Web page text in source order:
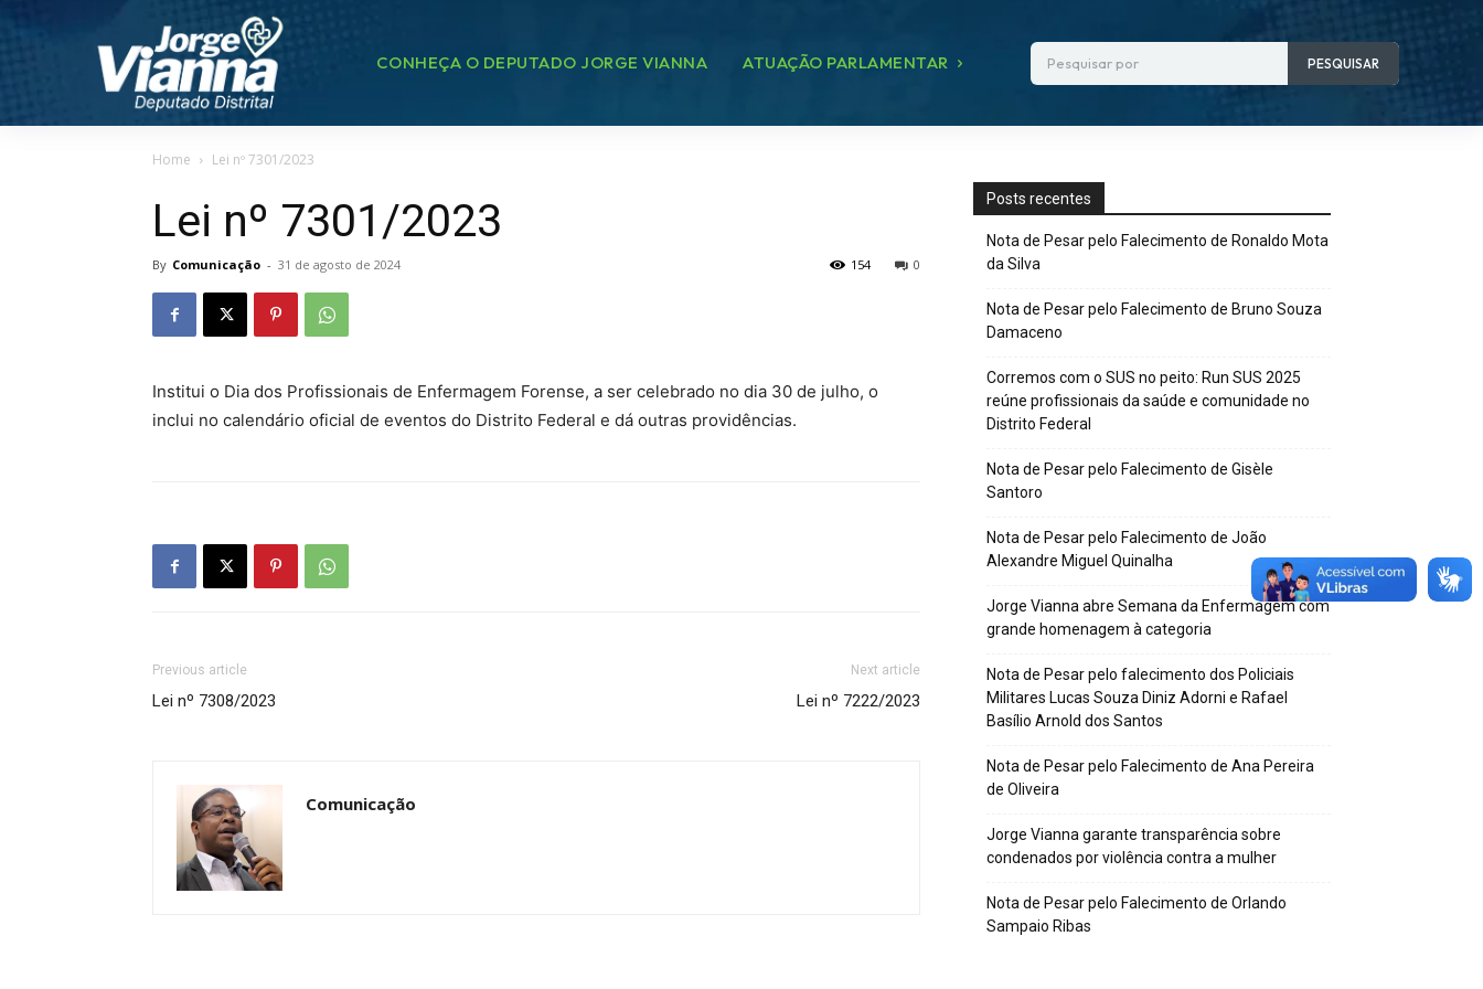
CONHEÇA O DEPUTADO JORGE VIANNA ATUAÇÃO PARLAMENTAR Pesquisar por PESQUISAR
Home Lei nº 7301/2023
Lei nº 7301/2023
By Comunicação - 31 de agosto de 2024 0
154
Institui o Dia dos Profissionais de Enfermagem Forense, a ser celebrado no dia 30 de julho, o
inclui no calendário oficial de eventos do Distrito Federal e dá outras providências.
Previous article
Lei nº 7308/2023
Next article
Lei nº 7222/2023
Comunicação
Posts recentes
Nota de Pesar pelo Falecimento de Ronaldo Mota
da Silva
Nota de Pesar pelo Falecimento de Bruno Souza
Damaceno
Corremos com o SUS no peito: Run SUS 2025
reúne profissionais da saúde e comunidade no
Distrito Federal
Nota de Pesar pelo Falecimento de Gisèle
Santoro
Nota de Pesar pelo Falecimento de João
Alexandre Miguel Quinalha
Jorge Vianna abre Semana da Enfermagem com
grande homenagem à categoria
Nota de Pesar pelo falecimento dos Policiais
Militares Lucas Souza Diniz Adorni e Rafael
Basílio Arnold dos Santos
Nota de Pesar pelo Falecimento de Ana Pereira
de Oliveira
Jorge Vianna garante transparência sobre
condenados por violência contra a mulher
Nota de Pesar pelo Falecimento de Orlando
Sampaio Ribas